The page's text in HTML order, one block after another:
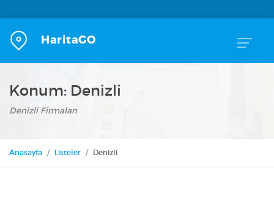
HaritaGO
Konum: Denizli
Denizli Firmaları
Anasayfa Listeler Denizli